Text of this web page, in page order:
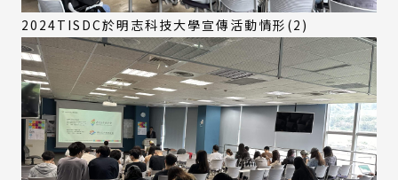
2024TISDC於明志科技大學宣傳活動情形(2)